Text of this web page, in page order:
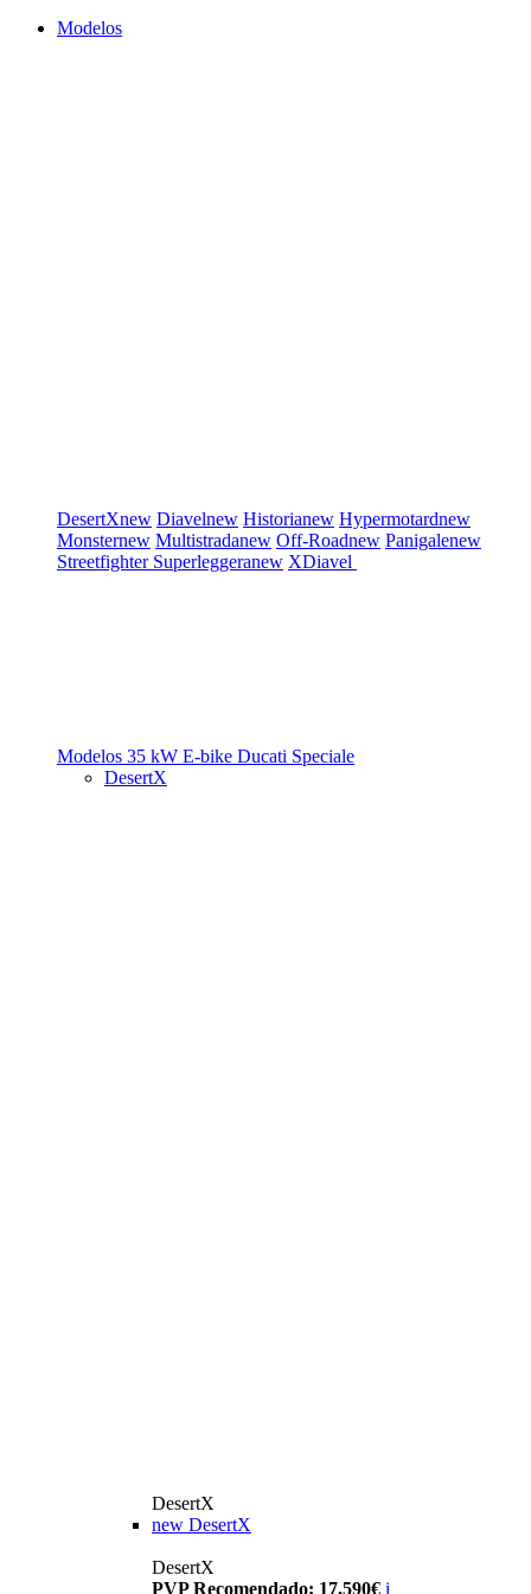
Modelos
DesertXnew Diavelnew Historianew Hypermotardnew
Monsternew Multistradanew Off-Roadnew Panigalenew
Streetfighter Superleggeranew XDiavel
Modelos 35 kW E-bike Ducati Speciale
DesertX
DesertX
new DesertX
DesertX
PVP Recomendado: 17.590€ i